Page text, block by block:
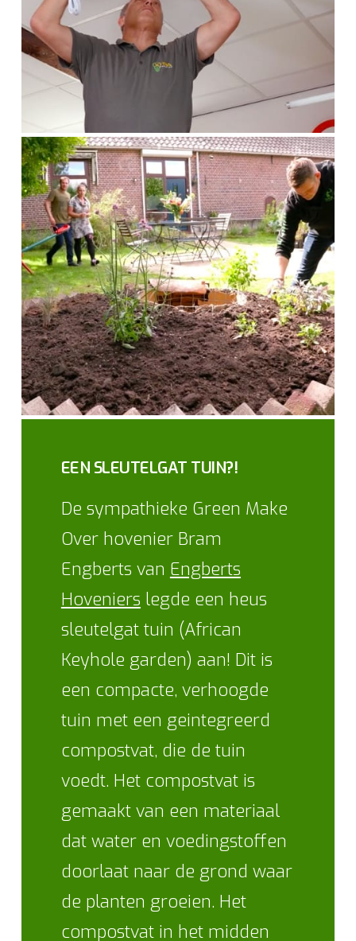
EEN SLEUTELGAT TUIN?!
De sympathieke Green Make
Over hovenier Bram
Engberts van Engberts
Hoveniers legde een heus
sleutelgat tuin (African
Keyhole garden) aan! Dit is
een compacte, verhoogde
tuin met een geintegreerd
compostvat, die de tuin
voedt. Het compostvat is
gemaakt van een materiaal
dat water en voedingstoffen
doorlaat naar de grond waar
de planten groeien. Het
compostvat in het midden